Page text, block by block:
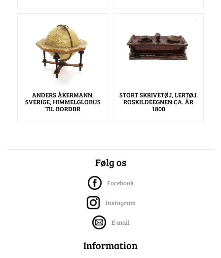
ANDERS ÅKERMANN,
SVERIGE, HIMMELGLOBUS
TIL BORDBR
STORT SKRIVETØJ, LERTØJ.
ROSKILDEEGNEN CA. ÅR
1800
Følg os
Facebook
Instagram
E-mail
Information